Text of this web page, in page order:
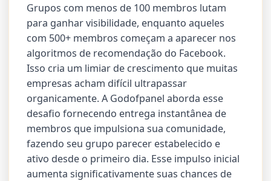
Grupos com menos de 100 membros lutam
para ganhar visibilidade, enquanto aqueles
com 500+ membros começam a aparecer nos
algoritmos de recomendação do Facebook.
Isso cria um limiar de crescimento que muitas
empresas acham difícil ultrapassar
organicamente. A Godofpanel aborda esse
desafio fornecendo entrega instantânea de
membros que impulsiona sua comunidade,
fazendo seu grupo parecer estabelecido e
ativo desde o primeiro dia. Esse impulso inicial
aumenta significativamente suas chances de